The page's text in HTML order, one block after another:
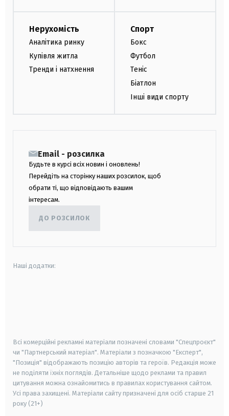
Нерухомість
Аналітика ринку
Купівля житла
Тренди і натхнення
Спорт
Бокс
Футбол
Теніс
Біатлон
Інші види спорту
Email - розсилка
Будьте в курсі всіх новин і оновлень!
Перейдіть на сторінку наших розсилок, щоб
обрати ті, що відповідають вашим
інтересам.
ДО РОЗСИЛОК
Наші додатки:
Всі комерційні рекламні матеріали позначені словами "Спецпроєкт"
чи "Партнерський матеріал". Матеріали з позначкою "Експерт",
"Позиція" відображають позицію авторів та героїв. Редакція може
не поділяти їхніх поглядів. Детальніше щодо реклами та правил
цитування можна ознайомитись в правилах користування сайтом.
Усі права захищені. Матеріали сайту призначені для осіб старше 21
року (21+)